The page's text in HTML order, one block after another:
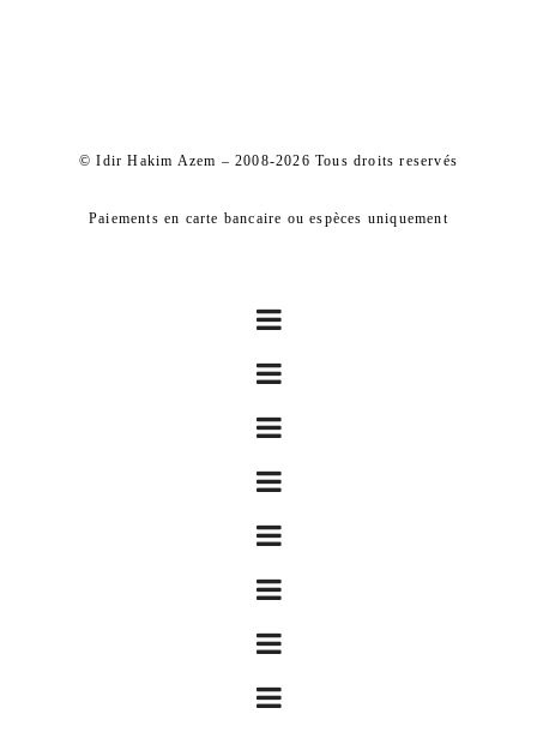
© Idir Hakim Azem – 2008-2026 Tous droits reservés
Paiements en carte bancaire ou espèces uniquement